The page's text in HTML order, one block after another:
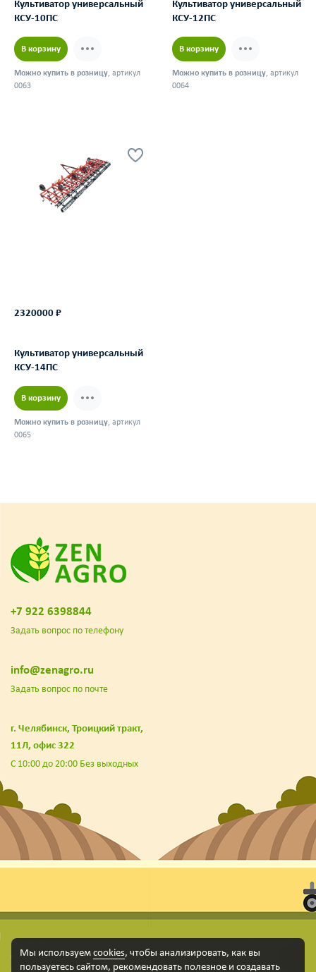
Культиватор универсальный
КСУ-10ПС
В корзину
Можно купить в розницу, артикул
0063
Культиватор универсальный
КСУ-12ПС
В корзину
Можно купить в розницу, артикул
0064
2320000 ₽
Культиватор универсальный
КСУ-14ПС
В корзину
Можно купить в розницу, артикул
0065
+7 922 6398844
Задать вопрос по телефону
info@zenagro.ru
Задать вопрос по почте
г. Челябинск, Троицкий тракт,
11Л, офис 322
С 10:00 до 20:00 Без выходных
© 2018-2022. ООО «Зен Агро», официальный сайт. Сайт zenagro.ru использует
куки-файлы и другие технологии, чтобы помочь вам в навигации, а также
предоставить лучший пользовательский опыт, анализировать использование
Мы используем cookies, чтобы анализировать, как вы
пользуетесь сайтом, рекомендовать полезное и создавать